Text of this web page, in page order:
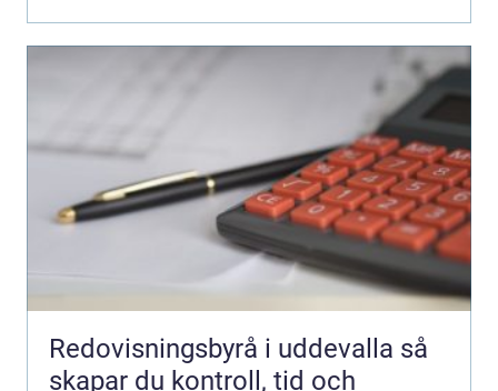
Redovisningsbyrå i uddevalla så
skapar du kontroll, tid och